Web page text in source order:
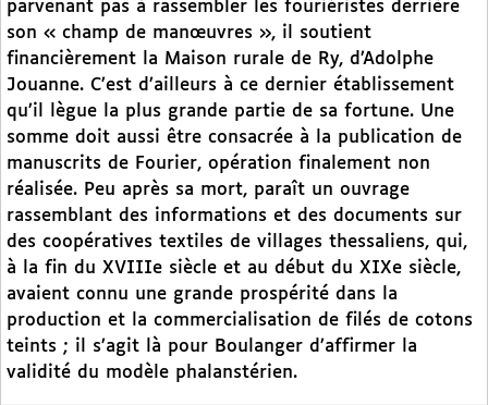
parvenant pas à rassembler les fouriéristes derrière
son « champ de manœuvres », il soutient
financièrement la Maison rurale de Ry, d’Adolphe
Jouanne. C’est d’ailleurs à ce dernier établissement
qu’il lègue la plus grande partie de sa fortune. Une
somme doit aussi être consacrée à la publication de
manuscrits de Fourier, opération finalement non
réalisée. Peu après sa mort, paraît un ouvrage
rassemblant des informations et des documents sur
des coopératives textiles de villages thessaliens, qui,
à la fin du XVIIIe siècle et au début du XIXe siècle,
avaient connu une grande prospérité dans la
production et la commercialisation de filés de cotons
teints ; il s’agit là pour Boulanger d’affirmer la
validité du modèle phalanstérien.